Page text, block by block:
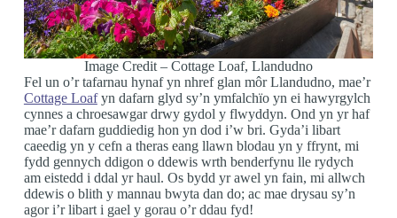
Image Credit – Cottage Loaf, Llandudno
Fel un o’r tafarnau hynaf yn nhref glan môr Llandudno, mae’r
Cottage Loafyn dafarn glyd sy’n ymfalchïo yn ei hawyrgylch
cynnes a chroesawgar drwy gydol y flwyddyn. Ond yn yr haf
mae’r dafarn guddiedig hon yn dod i’w bri. Gyda’i libart
caeedig yn y cefn a theras eang llawn blodau yn y ffrynt, mi
fydd gennych ddigon o ddewis wrth benderfynu lle rydych
am eistedd i ddal yr haul. Os bydd yr awel yn fain, mi allwch
ddewis o blith y mannau bwyta dan do; ac mae drysau sy’n
agor i’r libart i gael y gorau o’r ddau fyd!